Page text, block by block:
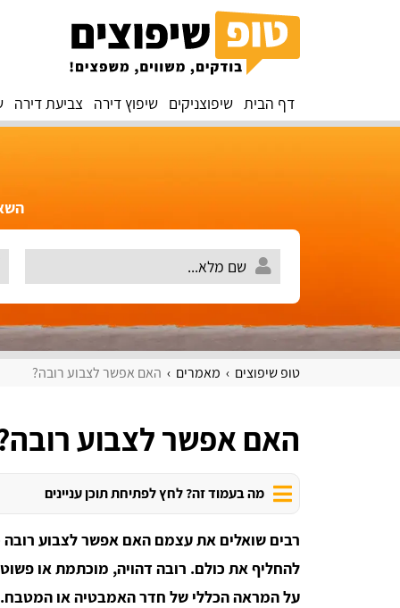
דף הבית שיפוצניקים שיפוץ דירה צביעת דירה
טופ שיפוצים מאמרים האם אפשר לצבוע רובה?
האם אפשר לצבוע
מה בעמוד זה? לחץ לפתיחת תוכן עניינים
רבים שואלים את עצמם האם אפשר לצבוע
להחליף את כולם. רובה דהויה, מוכתמת או
על המראה הכללי של חדר האמבטיה או